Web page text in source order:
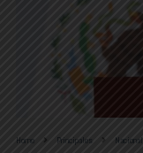
Home Principales Nacional